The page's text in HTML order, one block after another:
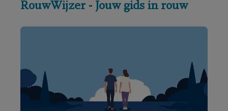
RouwWijzer - Jouw gids in rouw